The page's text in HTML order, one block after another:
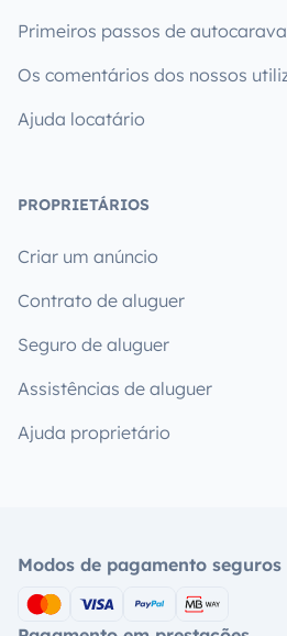
Primeiros passos de
Os comentários dos nossos
Ajuda locatário
PROPRIETÁRIOS
Criar um anúncio
Contrato de aluguer
Seguro de aluguer
Assistências de aluguer
Ajuda proprietário
Modos de pagamento seguros